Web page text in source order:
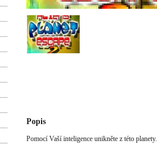
Popis
Pomocí Vaší inteligence unikněte z této planety.